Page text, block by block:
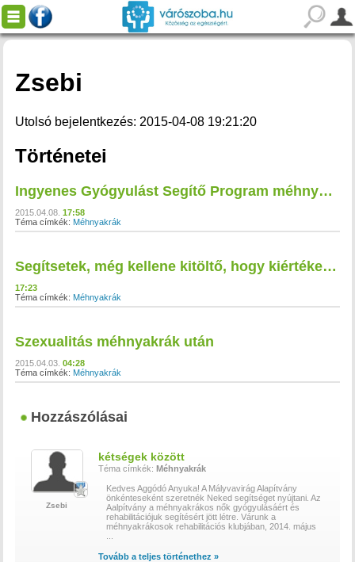
Zsebi
Utolsó bejelentkezés: 2015-04-08 19:21:20
Történetei
Ingyenes Gyógyulást Segítő Program méhnyakrákból gyógyuló nők részére 2015. tavasz
2015.04.08. 17:58
Téma címkék: Méhnyakrák
Segítsetek, még kellene kitöltő, hogy kiértékelhető legyen az eredmény!
17:23
Téma címkék: Méhnyakrák
Szexualitás méhnyakrák után
2015.04.03. 04:28
Téma címkék: Méhnyakrák
Hozzászólásai
Zsebi
kétségek között
Téma címkék: Méhnyakrák
Kedves Aggódó Anyuka! A Mályvavirág Alapítvány
önkénteseként szeretnék Neked segítséget nyújtani. Az
Aalpítvány a méhnyakrákos nők gyógyulásáért és
rehabilitációjuk segítésért jött létre. Várunk a
méhnyakrákosok rehabilitációs klubjában, 2014. május
Tovább a teljes történethez »